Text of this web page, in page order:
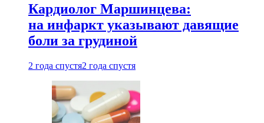
Кардиолог Маршинцева:
на инфаркт указывают давящие
боли за грудиной
2 года спустя2 года спустя